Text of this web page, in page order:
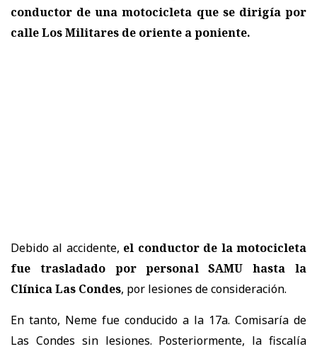
conductor de una motocicleta que se dirigía por
calle Los Militares de oriente a poniente.
Debido al accidente, el conductor de la motocicleta
fue trasladado por personal SAMU hasta la
Clínica Las Condes, por lesiones de consideración.
En tanto, Neme fue conducido a la 17a. Comisaría de
Las Condes sin lesiones. Posteriormente, la fiscalía